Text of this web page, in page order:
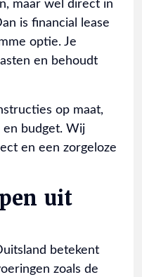
is financial lease
optie. Je
en behoudt
op maat,
budget. Wij
en een zorgeloze
uit
betekent
zoals de